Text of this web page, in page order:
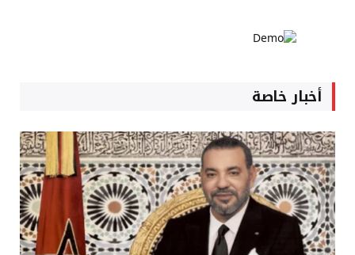
أخبار خاصة